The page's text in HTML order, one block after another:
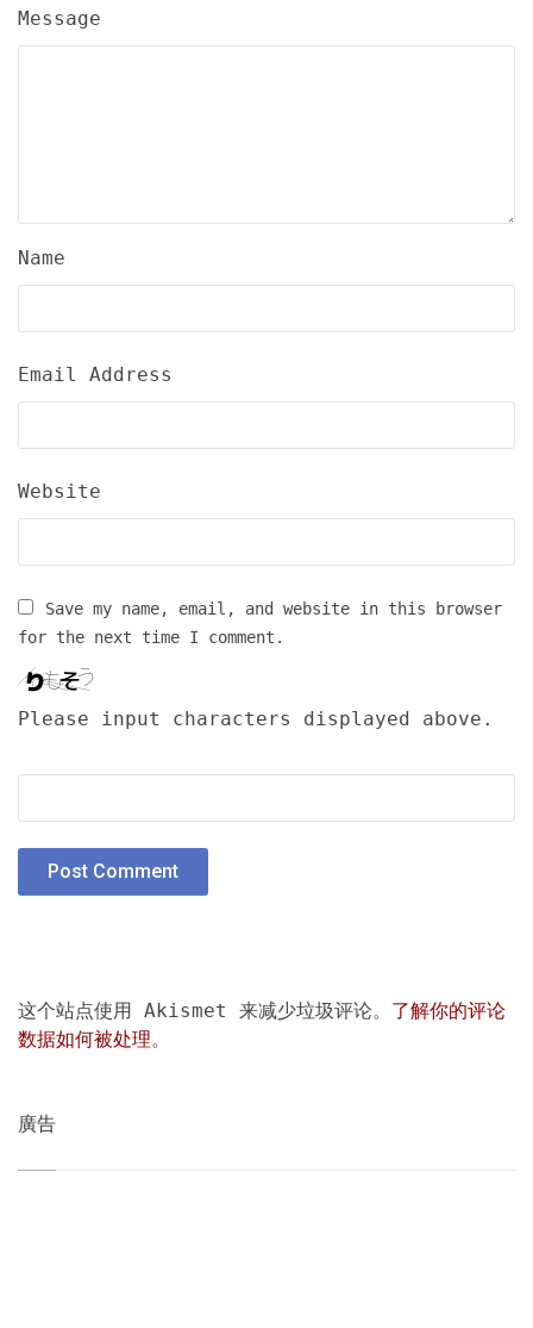
Message
Name
Email Address
Website
Save my name, email, and website in this browser
for the next time I comment.
Please input characters displayed above.
这个站点使用 Akismet 来减少垃圾评论。 了解你的评论
数据如何被处理。
廣告